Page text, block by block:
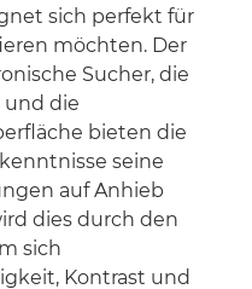
sich perfekt für
möchten. Der
Sucher, die
die
bieten die
seine
auf Anhieb
dies durch den
sich
Kontrast und